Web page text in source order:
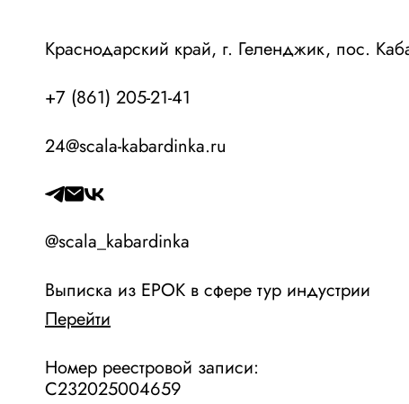
Краснодарский край, г. Геленджик, пос.
+7 (861) 205-21-41
24@scala-kabardinka.ru
@scala_kabardinka
Выписка из ЕРОК в сфере тур индустрии
Перейти
Номер реестровой записи:
С232025004659